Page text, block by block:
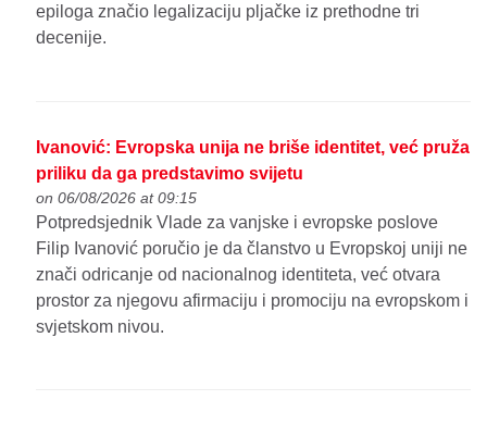
epiloga značio legalizaciju pljačke iz prethodne tri
decenije.
Ivanović: Evropska unija ne briše identitet, već pruža
priliku da ga predstavimo svijetu
on 06/08/2026 at 09:15
Potpredsjednik Vlade za vanjske i evropske poslove
Filip Ivanović poručio je da članstvo u Evropskoj uniji ne
znači odricanje od nacionalnog identiteta, već otvara
prostor za njegovu afirmaciju i promociju na evropskom i
svjetskom nivou.